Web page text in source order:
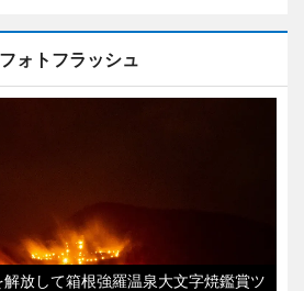
フォトフラッシュ
放して箱根強羅温泉大文字焼鑑賞ツ